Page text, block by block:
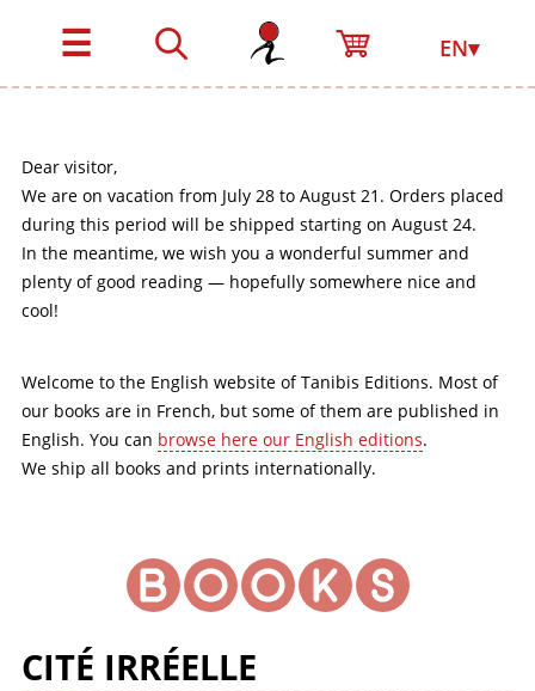
☰ EN▾
Dear visitor,
We are on vacation from July 28 to August 21. Orders placed
during this period will be shipped starting on August 24.
In the meantime, we wish you a wonderful summer and
plenty of good reading — hopefully somewhere nice and
cool!
Welcome to the English website of Tanibis Editions. Most of
our books are in French, but some of them are published in
English. You can browse here our English editions.
We ship all books and prints internationally.
CITÉ IRRÉELLE